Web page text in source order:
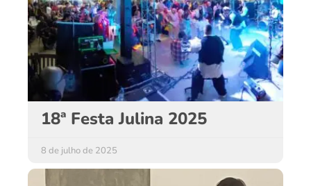
18ª Festa Julina 2025
8 de julho de 2025